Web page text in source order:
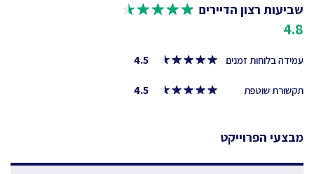
שביעות רצון הדיירים
4.8
עמידה בלוחות זמנים 4.5
תקשורת שוטפת 4.5
מבצעי הפרוייקט